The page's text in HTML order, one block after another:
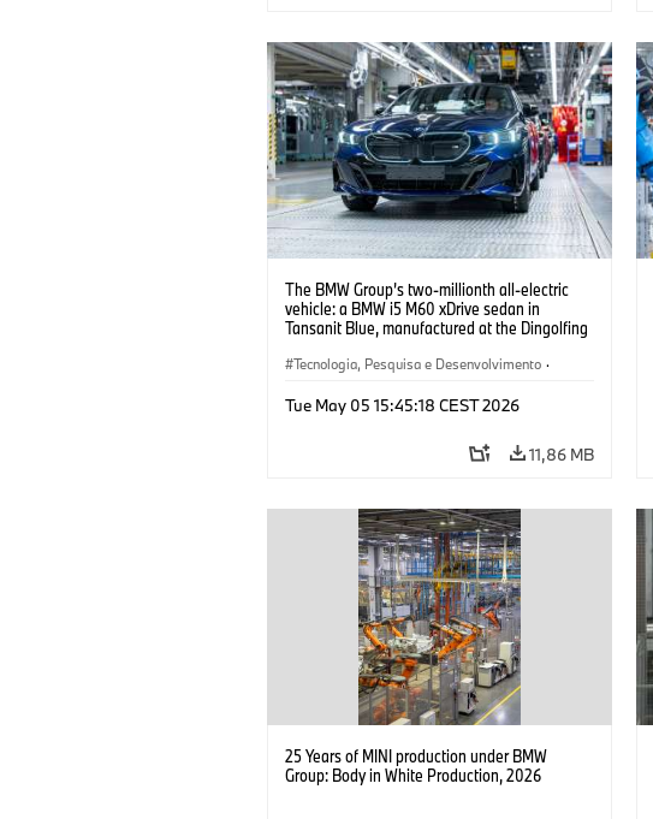
The BMW Group’s two-millionth all-electric
vehicle: a BMW i5 M60 xDrive sedan in
Tansanit Blue, manufactured at the Dingolfing
Tecnologia, Pesquisa e Desenvolvimento ·
Tue May 05 15:45:18 CEST 2026
11,86 MB
25 Years of MINI production under BMW
Group: Body in White Production, 2026